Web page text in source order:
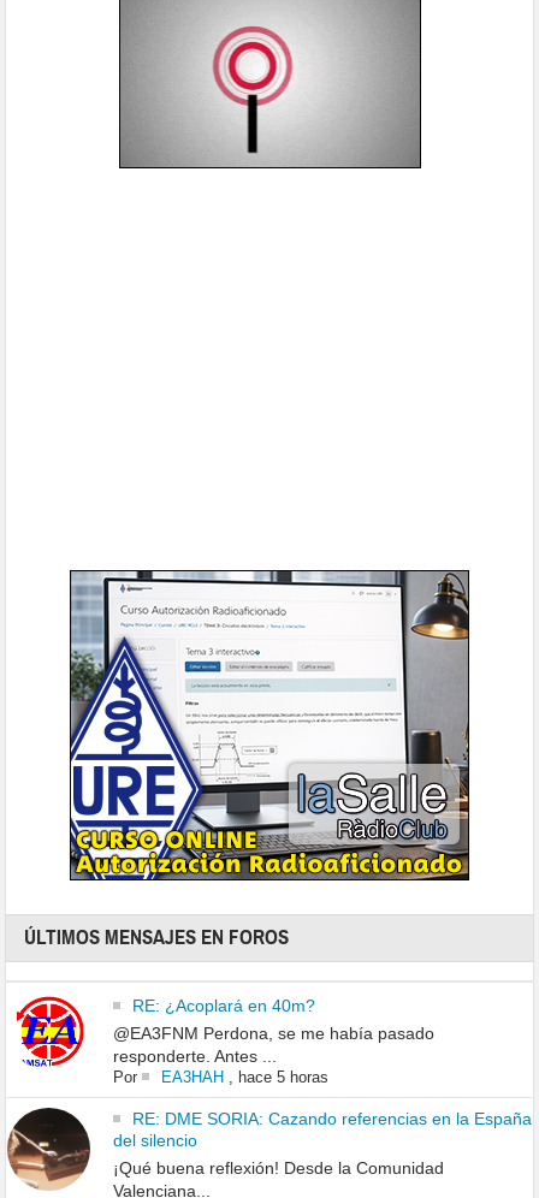
ÚLTIMOS MENSAJES EN FOROS
RE: ¿Acoplará en 40m?
@EA3FNM Perdona, se me había pasado
responderte. Antes ...
Por EA3HAH, hace 5 horas
RE: DME SORIA: Cazando referencias en la España
del silencio
¡Qué buena reflexión! Desde la Comunidad
Valenciana...